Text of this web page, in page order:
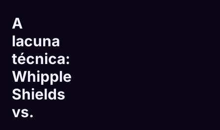
A
lacuna
técnica:
Whipple
Shields
vs.